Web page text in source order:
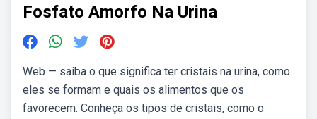
Fosfato Amorfo Na Urina
Web — saiba o que significa ter cristais na urina, como
eles se formam e quais os alimentos que os
favorecem. Conheça os tipos de cristais, como o